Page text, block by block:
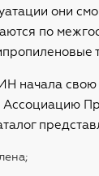
они
по
начала свою